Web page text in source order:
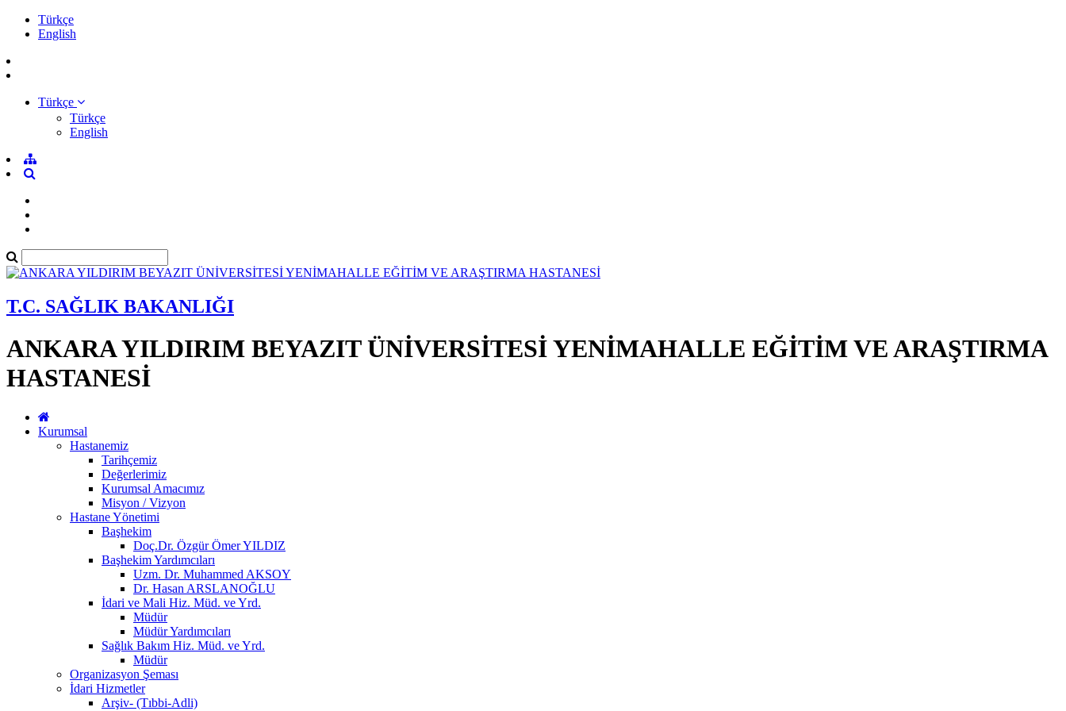
Türkçe
English
Türkçe
Türkçe
English
T.C. SAĞLIK BAKANLIĞI
ANKARA YILDIRIM BEYAZIT ÜNİVERSİTESİ YENİMAHALLE EĞİTİM VE ARAŞTIRMA
HASTANESİ
Kurumsal
Hastanemiz
Tarihçemiz
Değerlerimiz
Kurumsal Amacımız
Misyon / Vizyon
Hastane Yönetimi
Başhekim
Doç.Dr. Özgür Ömer YILDIZ
Başhekim Yardımcıları
Uzm. Dr. Muhammed AKSOY
Dr. Hasan ARSLANOĞLU
İdari ve Mali Hiz. Müd. ve Yrd.
Müdür
Müdür Yardımcıları
Sağlık Bakım Hiz. Müd. ve Yrd.
Müdür
Organizasyon Şeması
İdari Hizmetler
Arşiv- (Tıbbi-Adli)